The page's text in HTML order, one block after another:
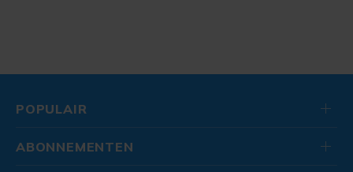
POPULAIR
ABONNEMENTEN